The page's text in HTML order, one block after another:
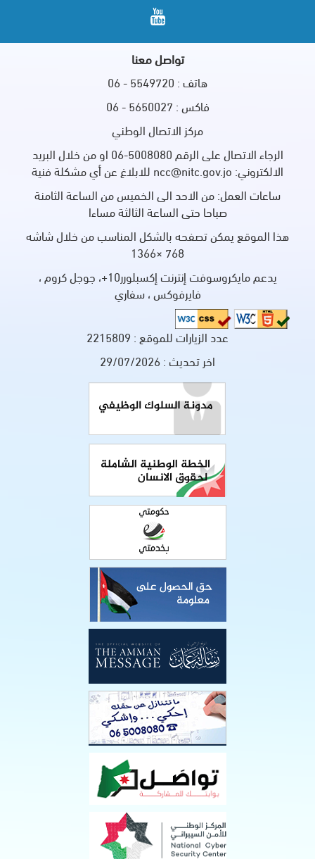
تواصل معنا
هاتف : 5549720 - 06
فاكس : 5650027 - 06
مركز الاتصال الوطني
الرجاء الاتصال على الرقم 5008080-06 او من خلال البريد
الالكتروني: ncc@nitc.gov.jo للابلاغ عن أي مشكلة فنية
ساعات العمل: من الاحد الى الخميس من الساعة الثامنة
صباحا حتى الساعة الثالثة مساءا
هذا الموقع يمكن تصفحه بالشكل المناسب من خلال شاشه
768 ×1366
يدعم مايكروسوفت إنترنت إكسبلورر10+، جوجل كروم ،
فايرفوكس ، سفاري
عدد الزيارات للموقع : 2215809
اخر تحديث : 29/07/2026